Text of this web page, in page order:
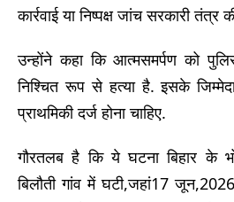
कार्रवाई या निष्पक्ष जांच सरकारी
उन्होंने कहा कि आत्मसमर्पण को पुलिस
निश्चित रूप से हत्या है. इसके
प्राथमिकी दर्ज होना चाहिए.
गौरतलब है कि ये घटना बिहार के
बिलौती गांव में घटी,जहां17